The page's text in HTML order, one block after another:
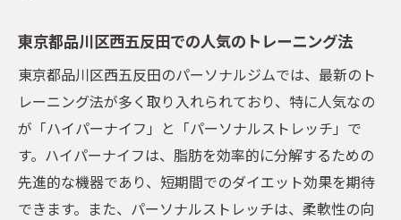
ストレスを軽減するための環境づくり
東京都品川区西五反田のパーソナルジムで健康
的な美を手に入れる方法
美しさと健康を両立させるアプローチ
パーソナルジムでのスキンケアと栄養管理
心身のバランスを整えるトレーニング
東京都品川区西五反田での人気のトレーニング法
東京都品川区西五反田のパーソナルジムでは、最新のト
レーニング法が多く取り入れられており、特に人気なの
が「ハイパーナイフ」と「パーソナルストレッチ」で
す。ハイパーナイフは、脂肪を効率的に分解するための
先進的な機器であり、短期間でのダイエット効果を期待
できます。また、パーソナルストレッチは、柔軟性の向